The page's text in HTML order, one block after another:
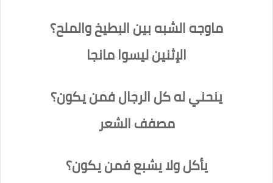
ماوجه الشبه بين البطيخ والملح؟
الإثنين ليسوا مانجا
ينحني له كل الرجال فمن يكون؟
مصفف الشعر
يأكل ولا يشبع فمن يكون؟